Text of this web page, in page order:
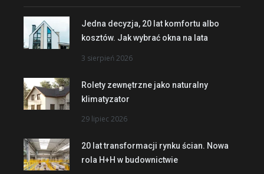
Jedna decyzja, 20 lat komfortu albo
kosztów. Jak wybrać okna na lata
3 sierpień 2026
Rolety zewnętrzne jako naturalny
klimatyzator
29 lipiec 2026
20 lat transformacji rynku ścian. Nowa
rola H+H w budownictwie